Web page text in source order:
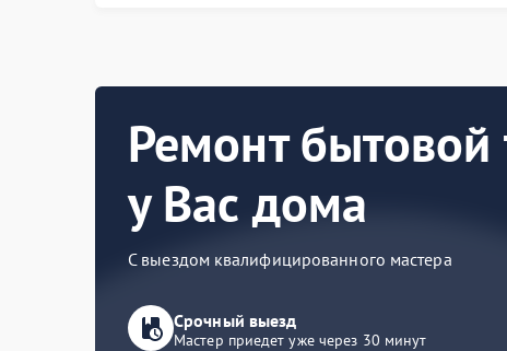
Ремонт бытовой
у Вас дома
С выездом квалифицированного мастера
Срочный выезд
Мастер приедет уже через 30 минут